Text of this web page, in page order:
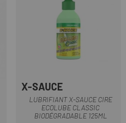
X-SAUCE
LUBRIFIANT X-SAUCE CIRE
ECOLUBE CLASSIC
BIODÉGRADABLE 125ML